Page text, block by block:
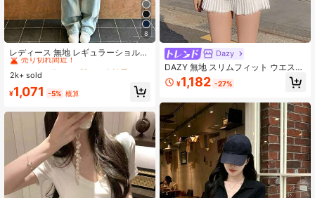
8
レディース 無地 レギュラーショルダ
ー 半袖Tシャツ ラウンドネック スリ
ムフィット 美シルエット 伸縮性 軽
チ トップス
#1 ベストセラー
に 新しい 女性用トップス、ブラウス、Tシャツ
売り切れ間近！
#1 ベストセラー
売り切れ間近！
#1 ベストセラー
売り切れ間近！
#1 ベストセラー
に 新しい 女性用トップス、ブラウス、Tシャツ
売り切れ間近！
2k+ sold
¥1,071 -5% 概算
Dazy
DAZY 無地 スリムフィット ウエスト
シェイプ 裾絞り 長袖 エレガント 春
秋 バケーション向け レディースTシ
¥1,182 -27%